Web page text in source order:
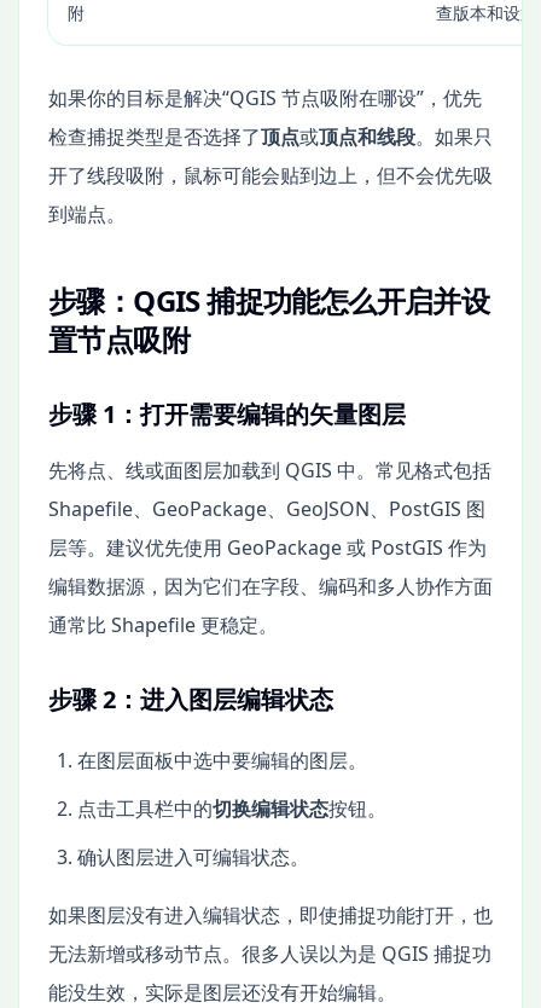
附
查版本和设
如果你的目标是解决“QGIS 节点吸附在哪设”，优先
检查捕捉类型是否选择了顶点或顶点和线段。如果只
开了线段吸附，鼠标可能会贴到边上，但不会优先吸
到端点。
步骤：QGIS 捕捉功能怎么开启并设
置节点吸附
步骤 1：打开需要编辑的矢量图层
先将点、线或面图层加载到 QGIS 中。常见格式包括
Shapefile、GeoPackage、GeoJSON、PostGIS 图
层等。建议优先使用 GeoPackage 或 PostGIS 作为
编辑数据源，因为它们在字段、编码和多人协作方面
通常比 Shapefile 更稳定。
步骤 2：进入图层编辑状态
在图层面板中选中要编辑的图层。
点击工具栏中的切换编辑状态按钮。
确认图层进入可编辑状态。
如果图层没有进入编辑状态，即使捕捉功能打开，也
无法新增或移动节点。很多人误以为是 QGIS 捕捉功
能没生效，实际是图层还没有开始编辑。